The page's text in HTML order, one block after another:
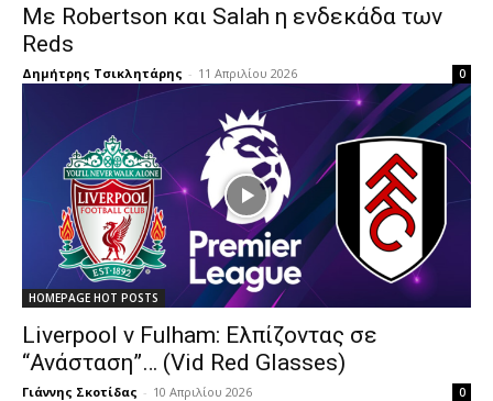
Με Robertson και Salah η ενδεκάδα των
Reds
Δημήτρης Τσικλητάρης - 11 Απριλίου 2026 0
HOMEPAGE HOT POSTS
Liverpool v Fulham: Ελπίζοντας σε
“Ανάσταση”… (Vid Red Glasses)
Γιάννης Σκοτίδας - 10 Απριλίου 2026 0